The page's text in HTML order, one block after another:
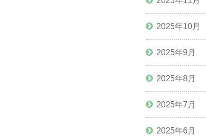
2025年10月
2025年9月
2025年8月
2025年7月
2025年6月